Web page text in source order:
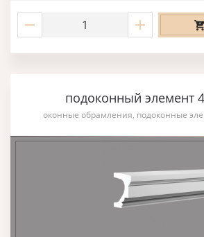
подоконный элемент
оконные обрамления, подоконные